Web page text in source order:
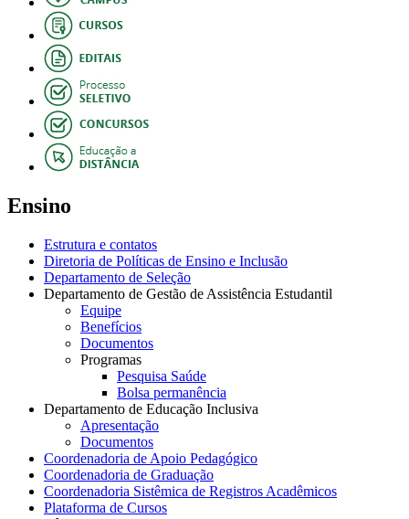
Ensino
Estrutura e contatos
Diretoria de Políticas de Ensino e Inclusão
Departamento de Seleção
Departamento de Gestão de Assistência Estudantil
Equipe
Benefícios
Documentos
Programas
Pesquisa Saúde
Bolsa permanência
Departamento de Educação Inclusiva
Apresentação
Documentos
Coordenadoria de Apoio Pedagógico
Coordenadoria de Graduação
Coordenadoria Sistêmica de Registros Acadêmicos
Plataforma de Cursos